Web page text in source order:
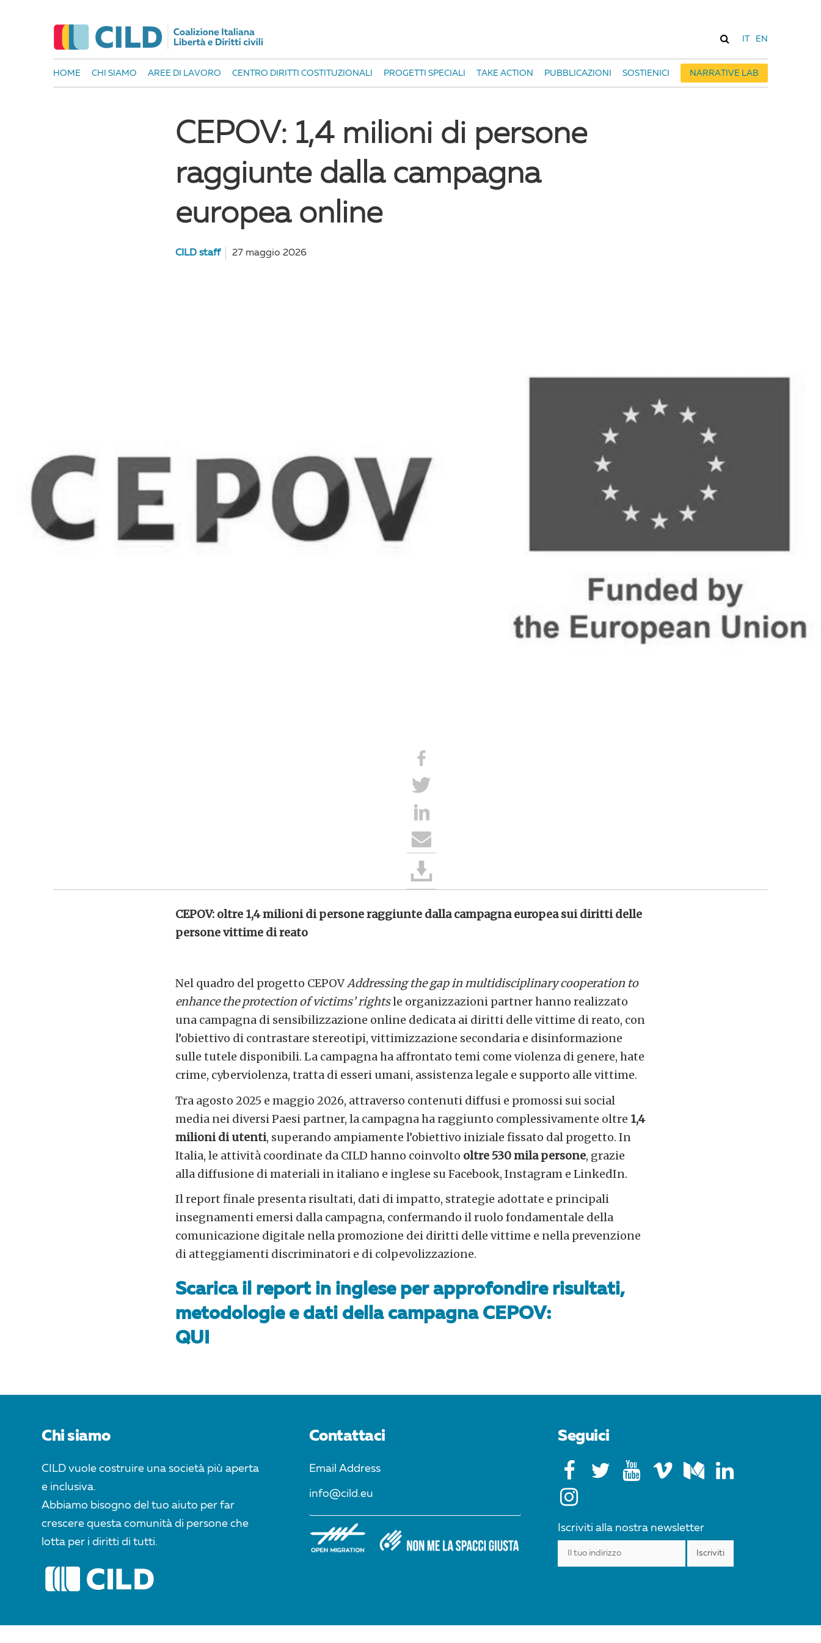
EN
HOME CHI SIAMO AREE DI LAVORO CENTRO DIRITTI COSTITUZIONALI PROGETTI SPECIALI TAKE ACTION PUBBLICAZIONI SOSTIENICI NARRATIVE LAB
CEPOV: 1,4 milioni di persone
raggiunte dalla campagna
europea online
CILD staff 27 maggio 2026
CEPOV: oltre 1,4 milioni di persone raggiunte dalla campagna europea sui diritti delle
persone vittime di reato
Nel quadro del progetto CEPOVAddressing the gap in multidisciplinary cooperation to
enhance the protection of victims’ rightsle organizzazioni partner hanno realizzato
una campagna di sensibilizzazione online dedicata ai diritti delle vittime di reato, con
l’obiettivo di contrastare stereotipi, vittimizzazione secondaria e disinformazione
sulle tutele disponibili. La campagna ha affrontato temi come violenza di genere, hate
crime, cyberviolenza, tratta di esseri umani, assistenza legale e supporto alle vittime.
Tra agosto 2025 e maggio 2026, attraverso contenuti diffusi e promossi sui social
media nei diversi Paesi partner, la campagna ha raggiunto complessivamente oltre 1,4
milioni di utenti, superando ampiamente l’obiettivo iniziale fissato dal progetto. In
Italia, le attività coordinate da CILD hanno coinvolto oltre 530 mila persone, grazie
alla diffusione di materiali in italiano e inglese su Facebook, Instagram e LinkedIn.
Il report finale presenta risultati, dati di impatto, strategie adottate e principali
insegnamenti emersi dalla campagna, confermando il ruolo fondamentale della
comunicazione digitale nella promozione dei diritti delle vittime e nella prevenzione
di atteggiamenti discriminatori e di colpevolizzazione.
Scarica il report in inglese per approfondire risultati,
metodologie e dati della campagna CEPOV:
QUI
POST
Chi siamo
CILD vuole costruire una società più aperta
e inclusiva.
Abbiamo bisogno del tuo aiuto per far
crescere questa comunità di persone che
lotta per i diritti di tutti.
Contattaci
Email Address
info@cild.eu
Seguici
Iscriviti alla nostra newsletter